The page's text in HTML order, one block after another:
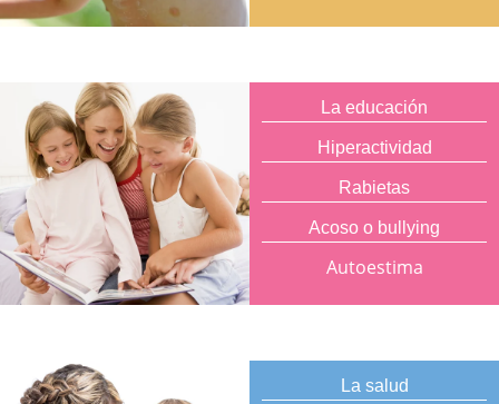
La educación
Hiperactividad
Rabietas
Acoso o bullying
Autoestima
La salud